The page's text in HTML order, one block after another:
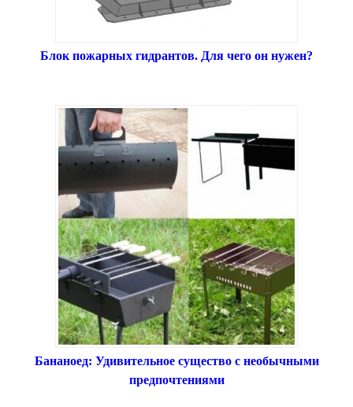
Блок пожарных гидрантов. Для чего он нужен?
Бананоед: Удивительное существо с необычными
предпочтениями